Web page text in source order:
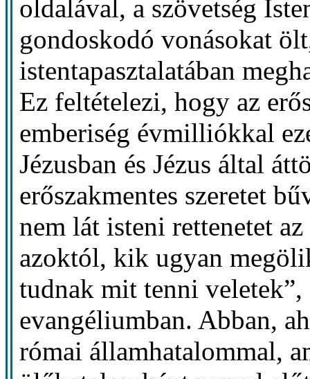
oldalával, a szövetség
gondoskodó vonásokat
istentapasztalatában
Ez feltételezi, hogy az
emberiség évmilliókkal
Jézusban és Jézus által
erőszakmentes szeretet
nem lát isteni rettenetet
azoktól, kik ugyan
tudnak mit tenni
evangéliumban. Abban,
római államhatalommal,